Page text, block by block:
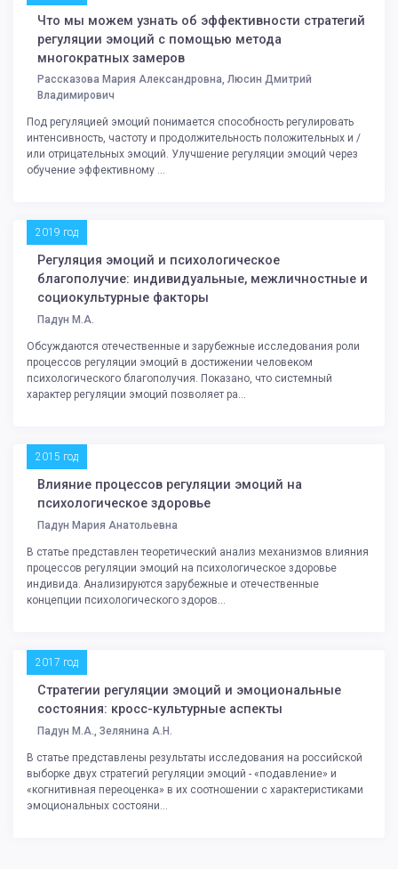
Что мы можем узнать об эффективности стратегий
регуляции эмоций с помощью метода
многократных замеров
Рассказова Мария Александровна, Люсин Дмитрий
Владимирович
Под регуляцией эмоций понимается способность регулировать
интенсивность, частоту и продолжительность положительных и /
или отрицательных эмоций. Улучшение регуляции эмоций через
обучение эффективному ...
2019 год
Регуляция эмоций и психологическое
благополучие: индивидуальные, межличностные и
социокультурные факторы
Падун М.А.
Обсуждаются отечественные и зарубежные исследования роли
процессов регуляции эмоций в достижении человеком
психологического благополучия. Показано, что системный
характер регуляции эмоций позволяет ра...
2015 год
Влияние процессов регуляции эмоций на
психологическое здоровье
Падун Мария Анатольевна
В статье представлен теоретический анализ механизмов влияния
процессов регуляции эмоций на психологическое здоровье
индивида. Анализируются зарубежные и отечественные
концепции психологического здоров...
2017 год
Стратегии регуляции эмоций и эмоциональные
состояния: кросс-культурные аспекты
Падун М.А., Зелянина А.Н.
В статье представлены результаты исследования на российской
выборке двух стратегий регуляции эмоций - «подавление» и
«когнитивная переоценка» в их соотношении с характеристиками
эмоциональных состояни...